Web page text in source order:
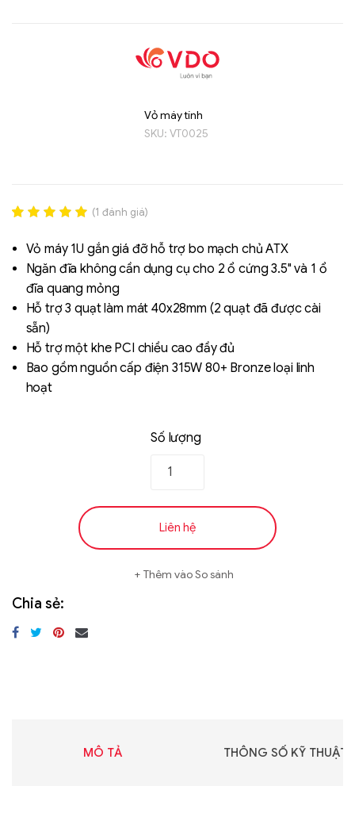
Vỏ máy tính
SKU: VT0025
out of 5
based on
đánh giá
(1 đánh giá)
Vỏ máy 1U gắn giá đỡ hỗ trợ bo mạch chủ ATX
Ngăn đĩa không cần dụng cụ cho 2 ổ cứng 3.5" và 1 ổ
đĩa quang mỏng
Hỗ trợ 3 quạt làm mát 40x28mm (2 quạt đã được cài
sẵn)
Hỗ trợ một khe PCI chiều cao đầy đủ
Bao gồm nguồn cấp điện 315W 80+ Bronze loại linh
hoạt
Số lượng
Liên hệ
Thêm vào So sánh
Chia sẻ:
MÔ TẢ THÔNG SỐ KỸ THUẬT
Liên hệ
SK hynix - DRAM
- GDDR - GDDR6